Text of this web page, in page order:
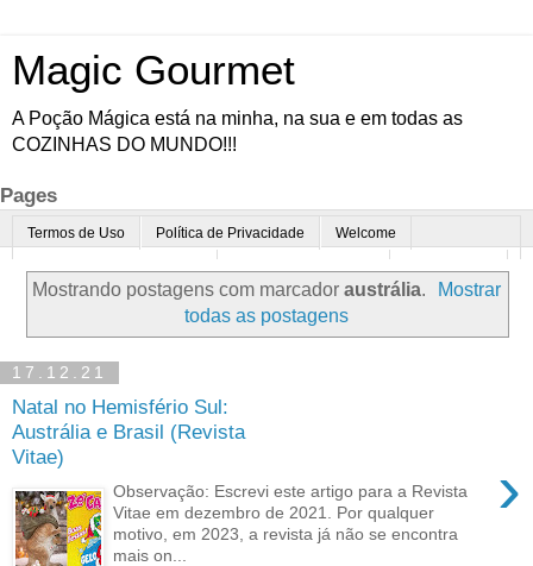
Magic Gourmet
A Poção Mágica está na minha, na sua e em todas as
COZINHAS DO MUNDO!!!
Pages
Termos de Uso Política de Privacidade Welcome
Enoturismo Minha Cozinha Dicas da vovó Mais
Parcerias Contato
Mostrando postagens com marcador austrália.
Mostrar
todas as postagens
17.12.21
Natal no Hemisfério Sul:
Austrália e Brasil (Revista
Vitae)
›
Observação: Escrevi este artigo para a Revista
Vitae em dezembro de 2021. Por qualquer
motivo, em 2023, a revista já não se encontra
mais on...